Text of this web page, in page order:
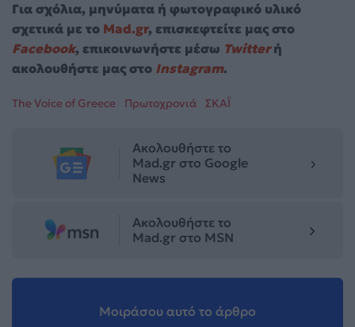
Για σχόλια, μηνύματα ή φωτογραφικό υλικό
σχετικά με το Mad.gr, επισκεφτείτε μας στο
Facebook, επικοινωνήστε μέσω Twitterή
ακολουθήστε μας στο Instagram.
The Voice of Greece Πρωτοχρονιά ΣΚΑΪ
Ακολουθήστε το
Mad.gr στο Google
News
Ακολουθήστε το
Mad.gr στο MSN
Μοιράσου αυτό το άρθρο